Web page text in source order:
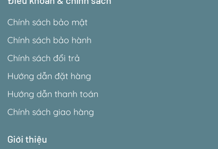
Chính sách bảo mật
Chính sách bảo hành
Chính sách đổi trả
Hướng dẫn đặt hàng
Hướng dẫn thanh toán
Chính sách giao hàng
Giới thiệu